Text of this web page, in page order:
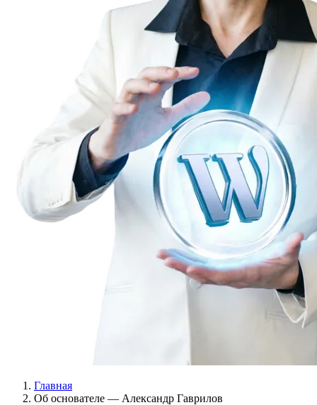
Главная
Об основателе — Александр Гаврилов